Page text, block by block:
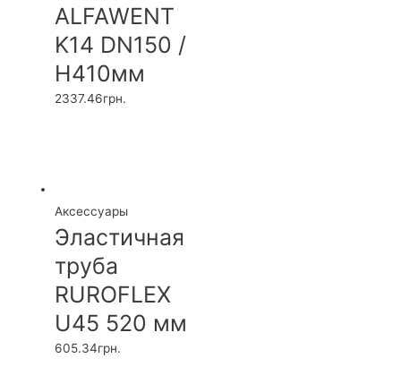
ALFAWENT
K14 DN150 /
H410мм
2337.46грн.
Аксессуары
Эластичная
труба
RUROFLEX
U45 520 мм
605.34грн.